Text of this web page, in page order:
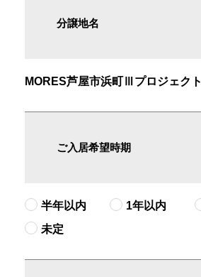
分譲地名
MORES芦屋市浜町Ⅲプロジェクト
ご入居希望時期
半年以内 1年以内
未定